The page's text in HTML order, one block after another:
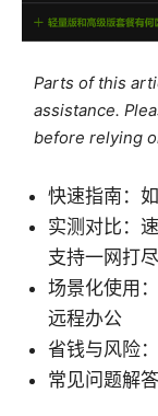
Parts of this
assistance.
before relying
快速指南：
实测对比：
支持一网打尽
场景化使用
远程办公
省钱与风险
常见问题解答